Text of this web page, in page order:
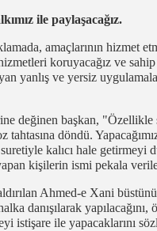
ile paylaşacağız.
amaçlarının hizmet
koruyacağız ve
yanlış ve yersiz
değinen başkan, "Özellikle
tahtasına döndü.
kalıcı hale
kişilerin ismi pekala
Ahmed-e Xani
danışılarak
istişare ile yapacaklarını